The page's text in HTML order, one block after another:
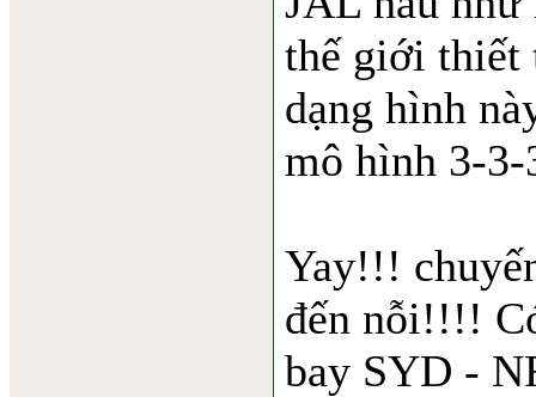
thế giới thiết
dạng hình
mô hình 3-3-
Yay!!!
đến nỗi!!!!
bay SYD -